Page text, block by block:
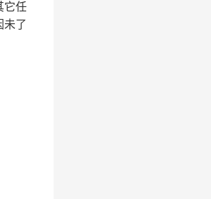
它任
未了